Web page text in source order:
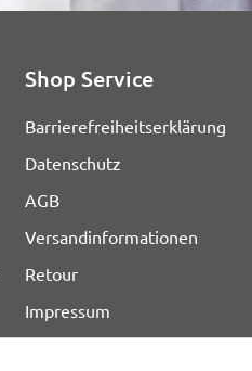
Shop Service
Barrierefreiheitserklärung
Datenschutz
AGB
Versandinformationen
Retour
Impressum